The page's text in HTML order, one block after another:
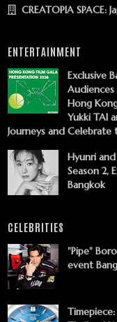
CREATOPIA SPACE:
ENTERTAINMENT
Exclusive
Hong
Yukki TAI
Journeys and
Hyunri
Season 2,
Bangkok
CELEBRITIES
"Pipe"
event